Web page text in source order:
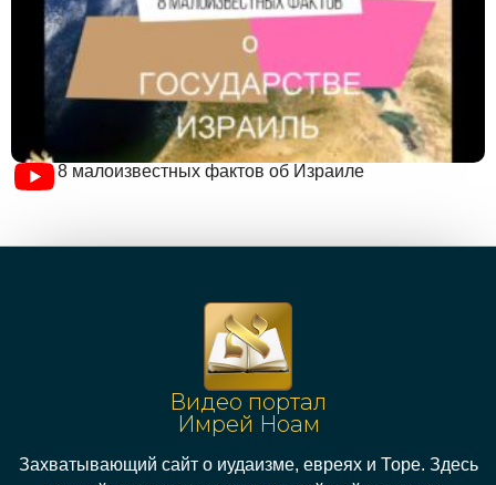
8 малоизвестных фактов об Израиле
Видео портал
Имрей Ноам
Захватывающий сайт о иудаизме, евреях и Торе. Здесь